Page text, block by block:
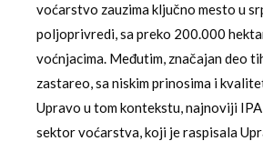
voćarstvo zauzima ključno mesto u
poljoprivredi, sa preko 200.000
voćnjacima. Međutim, značajan deo
zastareo, sa niskim prinosima i
Upravo u tom kontekstu, najnoviji
sektor voćarstva, koji je raspisala